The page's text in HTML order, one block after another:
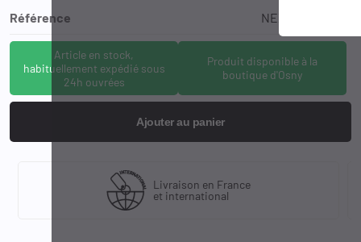
Référence NEX-TA30CMAX
Article en stock,
habituellement expédié sous
24h ouvrées
Produit disponible à la
boutique d'Osny
Ajouter au panier
Livraison en France
et international